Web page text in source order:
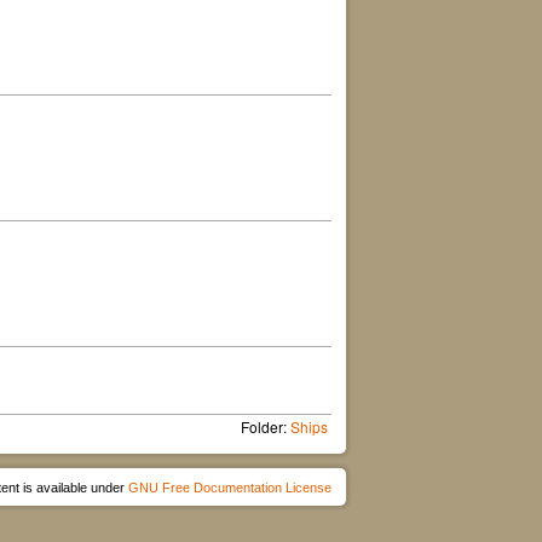
Folder:Ships
is available under GNU Free Documentation License